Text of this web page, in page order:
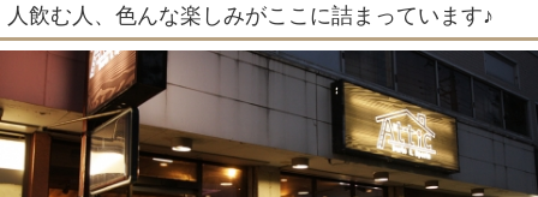
人飲む人、色んな楽しみがここに詰まっています♪